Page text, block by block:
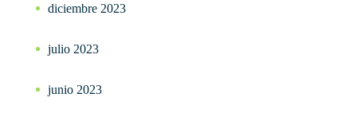
diciembre 2023
julio 2023
junio 2023